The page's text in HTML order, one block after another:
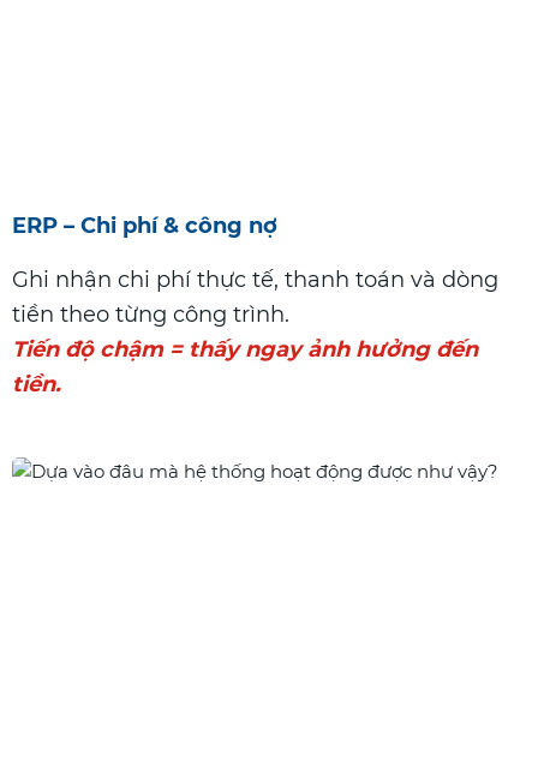
ERP – Chi phí & công nợ
Ghi nhận chi phí thực tế, thanh toán và dòng
tiền theo từng công trình.
Tiến độ chậm = thấy ngay ảnh hưởng đến
tiền.